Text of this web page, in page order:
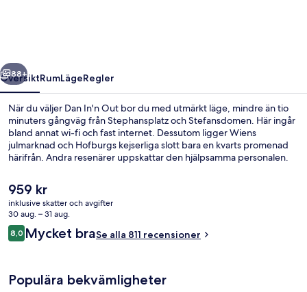
Nästa
88+
ÖversiktRumLägeRegler
När du väljer Dan In'n Out bor du med utmärkt läge, mindre än tio
minuters gångväg från Stephansplatz och Stefansdomen. Här ingår
bland annat wi-fi och fast internet. Dessutom ligger Wiens
julmarknad och Hofburgs kejserliga slott bara en kvarts promenad
härifrån. Andra resenärer uppskattar den hjälpsamma personalen.
Salztorbrücke spårvagnshållplats tar det 4 minuter att gå och till
Schottenring U-Bahn är det 6 minuter.
Det
nuvarande
priset
är
959 kr
959 kr
inklusive skatter och avgifter
30 aug. – 31 aug.
Recensioner
8,08,0 av 10,
Mycket braSe alla 811 recensioner
Populära bekvämligheter